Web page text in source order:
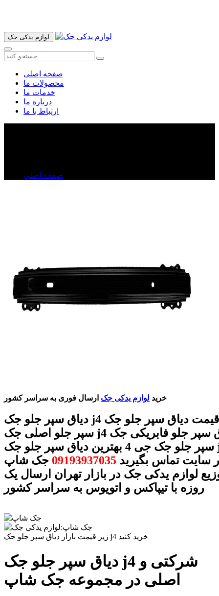
لوازم یدکی جک
صفحه اصلی
محصولات ما
خدمات ما
درباره ما
ارتباط با ما
صفحه اصلی
خرید لوازم یدکی جک ارسال فوری به سراسر کشور
دیاق سپر جلو جک j4 قیمت دیاق سپر جلو جک j4 دیاق
سپر جلو اصلی جک j4 دیاق سپر جلو فابریکی جک j4 دیاق
سپر جلو جک جی 4 بهترین دیاق سپر جلو جک j4 با شماره
سایت تماس بگیرید 09193937035 جک شاپ
لوازم یدکی جک در بازار تهران ارسال یک
روزه با تیپاکس و اتویوس به سراسر کشور
زیر قیمت بازار دیاق سپر جلو جک j4 خرید کنید
دیاق سپر جلو جک j4 شرکتی و
اصلی در مجموعه جک شاپ